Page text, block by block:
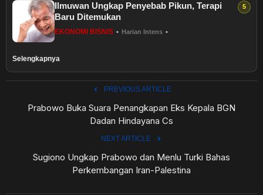
Ilmuwan Ungkap Penyebab Pikun, Terapi
Baru Ditemukan
EKONOMI BISNIS • Harian Intens •
Selengkapnya
PREVIOUS ARTICLE
Prabowo Buka Suara Penangkapan Eks Kepala BGN
Dadan Hindayana Cs
NEXT ARTICLE
Sugiono Ungkap Prabowo dan Menlu Turki Bahas
Perkembangan Iran-Palestina